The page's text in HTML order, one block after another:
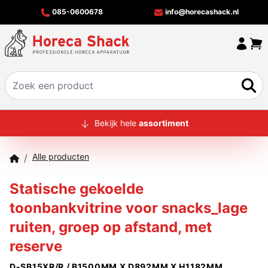
085-0600678 info@horecashack.nl
HOME
MERKEN
OFFERTECHECKER
CONTACT
Bekijk hele assortiment
/ Alle producten
Statische gekoelde
toonbankvitrine voor snacks_lage
ruiten, groep op afstand, met
reserve